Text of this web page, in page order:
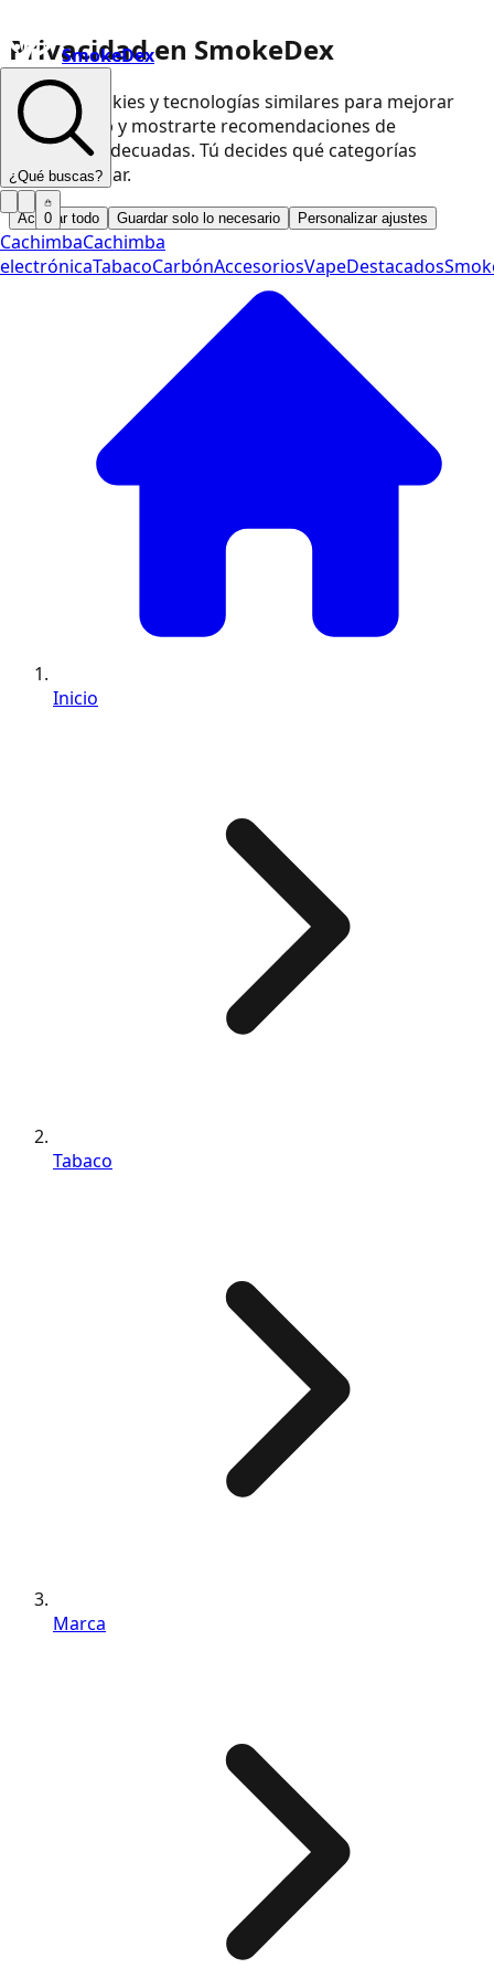
Privacidad en SmokeDex
Usamos cookies y tecnologías similares para mejorar
nuestra web y mostrarte recomendaciones de
productos adecuadas. Tú decides qué categorías
podemos usar.
Aceptar todo Guardar solo lo necesario Personalizar ajustes
SmokeDex
¿Qué buscas?
0
CachimbaCachimba
electrónicaTabacoCarbónAccesoriosVapeDestacados
Inicio
Tabaco
Marca